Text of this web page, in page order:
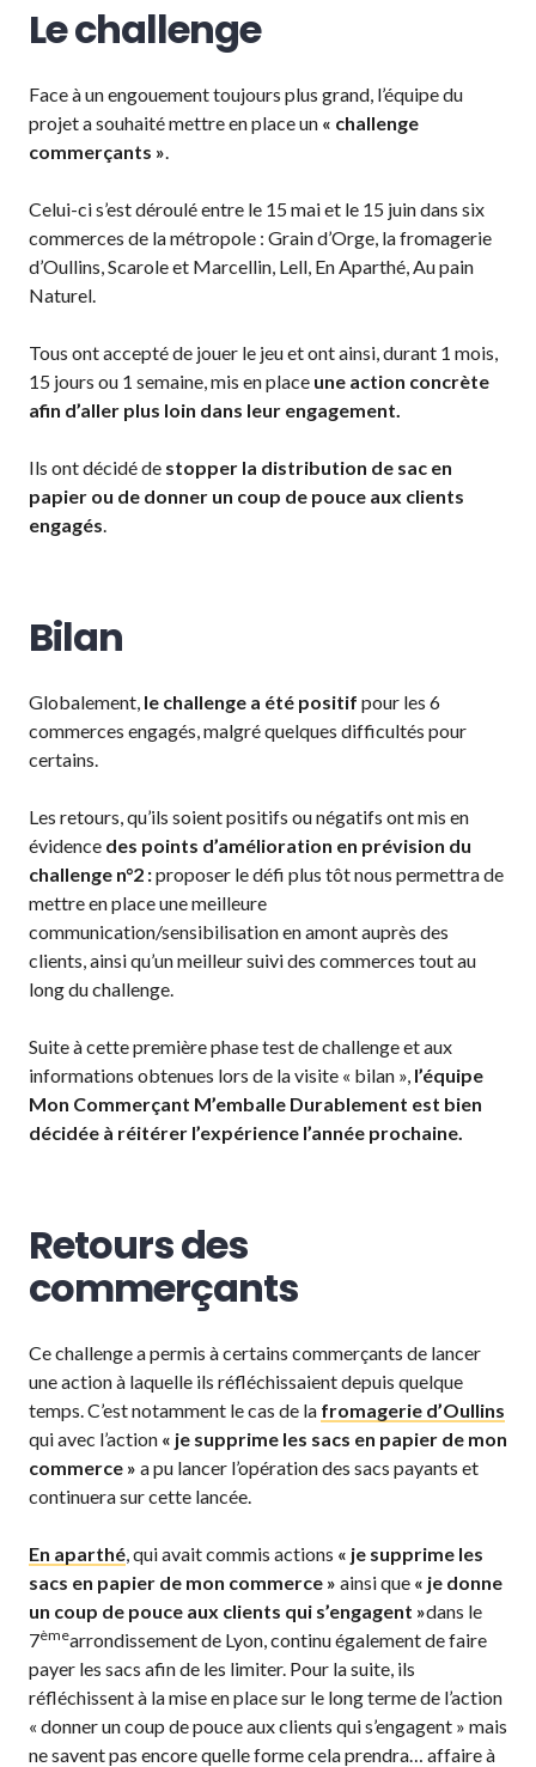
Le challenge
Face à un engouement toujours plus grand, l’équipe du
projet a souhaité mettre en place un « challenge
commerçants »
Celui-ci s’est déroulé entre le 15 mai et le 15 juin dans six
commerces de la métropole : Grain d’Orge, la fromagerie
d’Oullins, Scarole et Marcellin, Lell, En Aparthé, Au pain
Naturel.
Tous ont accepté de jouer le jeu et ont ainsi, durant 1 mois,
15 jours ou 1 semaine, mis en place une action concrète
afin d’aller plus loin dans leur engagement.
Ils ont décidé de stopper la distribution de sac en
papier ou de donner un coup de pouce aux clients
engagés
Bilan
Globalement, le challenge a été positif pour les 6
commerces engagés, malgré quelques difficultés pour
certains.
Les retours, qu’ils soient positifs ou négatifs ont mis en
évidence des points d’amélioration en prévision du
challenge n°2 :proposer le défi plus tôt nous permettra de
mettre en place une meilleure
communication/sensibilisation en amont auprès des
clients, ainsi qu’un meilleur suivi des commerces tout au
long du challenge.
Suite à cette première phase test de challenge et aux
informations obtenues lors de la visite « bilan », l’équipe
Mon Commerçant M’emballe Durablement est bien
décidée à réitérer l’expérience l’année prochaine.
Retours des
commerçants
Ce challenge a permis à certains commerçants de lancer
une action à laquelle ils réfléchissaient depuis quelque
temps. C’est notamment le cas de la fromagerie d’Oullins
qui avec l’action « je supprime les sacs en papier de mon
commerce » a pu lancer l’opération des sacs payants et
continuera sur cette lancée.
En aparthé , qui avait commis actions « je supprime les
sacs en papier de mon commerce » ainsi que « je donne
un coup de pouce aux clients qui s’engagent »dans le
7èmearrondissement de Lyon, continu également de faire
payer les sacs afin de les limiter. Pour la suite, ils
réfléchissent à la mise en place sur le long terme de l’action
« donner un coup de pouce aux clients qui s’engagent » mais
ne savent pas encore quelle forme cela prendra… affaire à